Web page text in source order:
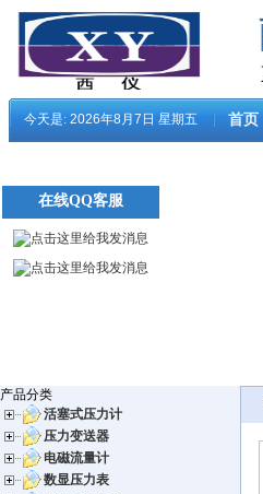
今天是: 2026年8月7日 星期五 首页
产品分类
活塞式压力计
压力变送器
电磁流量计
数显压力表
在线QQ客服